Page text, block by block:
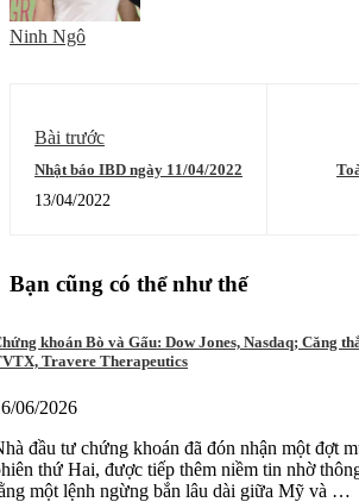
Ninh Ngô
Bài trước
Nhật báo IBD ngày 11/04/2022
13/04/2022
Bạn cũng có thể như thế
khoán Bò và Gấu: Dow Jones, Nasdaq; Căng
Travere Therapeutics
06/2026
đầu tư chứng khoán đã đón nhận một đợt
thứ Hai, được tiếp thêm niềm tin nhờ
một lệnh ngừng bắn lâu dài giữa Mỹ và …